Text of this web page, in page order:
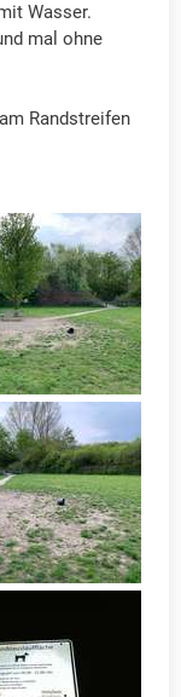
Wasser.
mal ohne
Randstreifen